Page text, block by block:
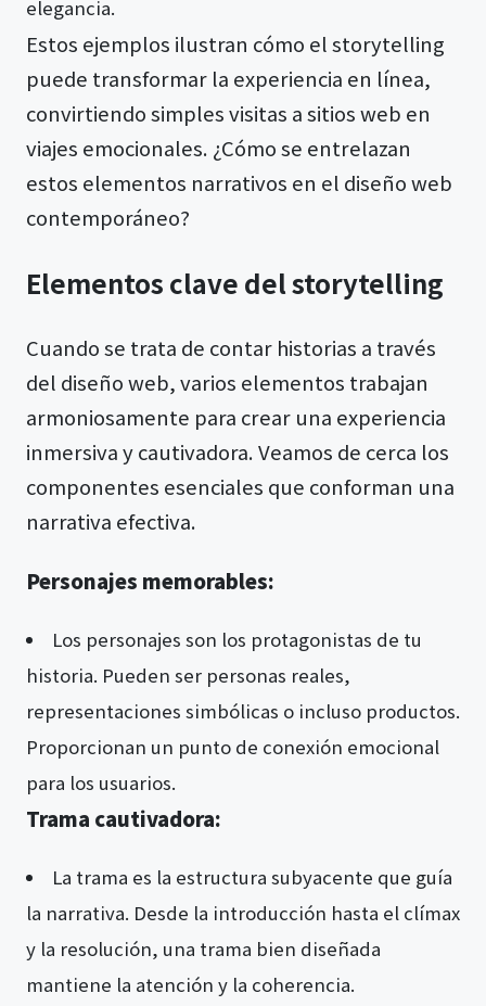
elegancia.
Estos ejemplos ilustran cómo el storytelling
puede transformar la experiencia en línea,
convirtiendo simples visitas a sitios web en
viajes emocionales. ¿Cómo se entrelazan
estos elementos narrativos en el diseño web
contemporáneo?
Elementos clave del storytelling
Cuando se trata de contar historias a través
del diseño web, varios elementos trabajan
armoniosamente para crear una experiencia
inmersiva y cautivadora. Veamos de cerca los
componentes esenciales que conforman una
narrativa efectiva.
Personajes memorables:
Los personajes son los protagonistas de tu
historia. Pueden ser personas reales,
representaciones simbólicas o incluso productos.
Proporcionan un punto de conexión emocional
para los usuarios.
Trama cautivadora:
La trama es la estructura subyacente que guía
la narrativa. Desde la introducción hasta el clímax
y la resolución, una trama bien diseñada
mantiene la atención y la coherencia.